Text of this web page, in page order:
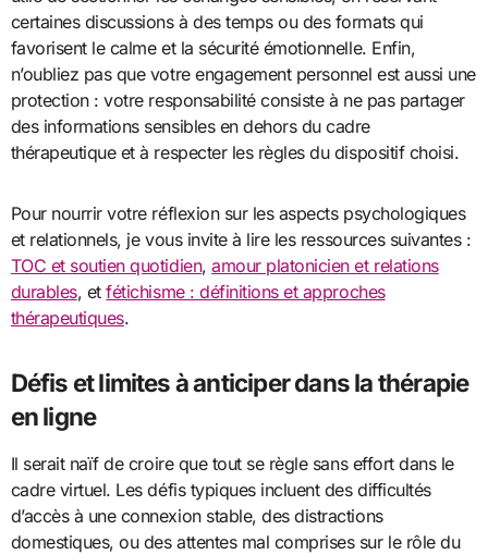
certaines discussions à des temps ou des formats qui
favorisent le calme et la sécurité émotionnelle. Enfin,
n’oubliez pas que votre engagement personnel est aussi une
protection : votre responsabilité consiste à ne pas partager
des informations sensibles en dehors du cadre
thérapeutique et à respecter les règles du dispositif choisi.
Pour nourrir votre réflexion sur les aspects psychologiques
et relationnels, je vous invite à lire les ressources suivantes :
TOC et soutien quotidien,amour platonicien et relations
durables, etfétichisme : définitions et approches
thérapeutiques.
Défis et limites à anticiper dans la thérapie
en ligne
Il serait naïf de croire que tout se règle sans effort dans le
cadre virtuel. Les défis typiques incluent des difficultés
d’accès à une connexion stable, des distractions
domestiques, ou des attentes mal comprises sur le rôle du